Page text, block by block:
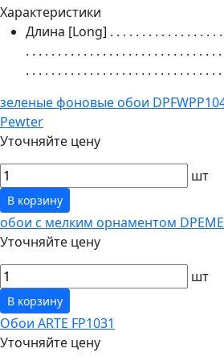
Характеристики
Длина [Long] . . . . . . . . . . . . . . . . .
. . . . . . . . . . . . . . . . . . . . . . . . . . . . . .
. . . . . . . . . . . . . . . . . . . . . . . . . . . . . .
зеленые фоновые обои
Pewter
Уточняйте цену
шт
В корзину
обои с мелким орнаментом
Уточняйте цену
шт
В корзину
Обои ARTE FP1031
Уточняйте цену